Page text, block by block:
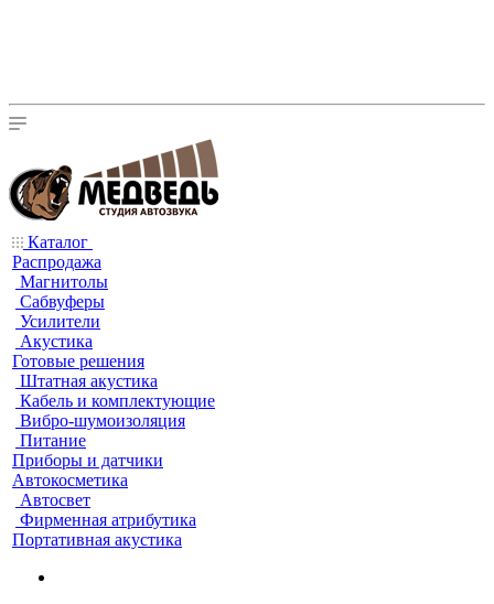
Каталог
Распродажа
Магнитолы
Сабвуферы
Усилители
Акустика
Готовые решения
Штатная акустика
Кабель и комплектующие
Вибро-шумоизоляция
Питание
Приборы и датчики
Автокосметика
Автосвет
Фирменная атрибутика
Портативная акустика